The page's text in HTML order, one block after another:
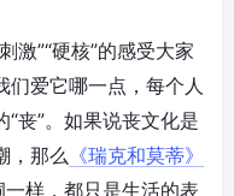
激”“硬核”的感受大家
们爱它哪一点，每个人
丧”。如果说丧文化是
，那么 《瑞克和莫蒂》
一样，都只是生活的表